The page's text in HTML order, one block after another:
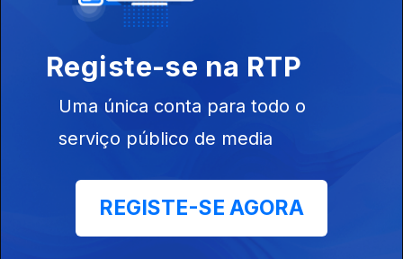
Registe-se na RTP
Uma única conta para todo o
serviço público de media
REGISTE-SE AGORA